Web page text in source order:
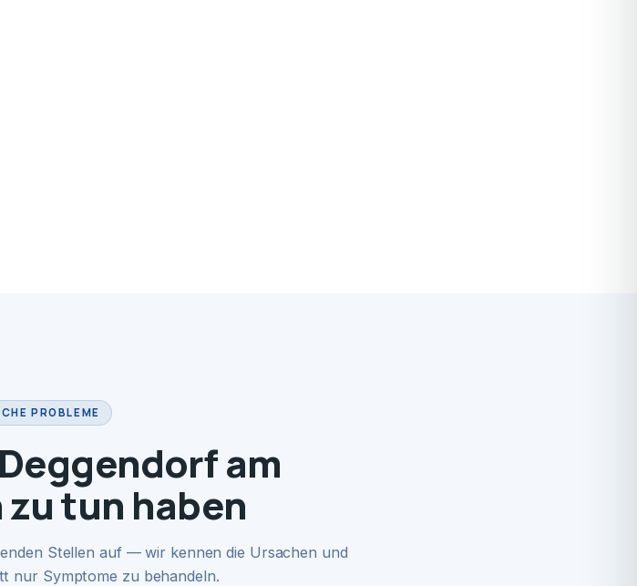
PROBLEME
am
tun haben
Stellen auf — wir kennen die Ursachen und
nur Symptome zu behandeln.